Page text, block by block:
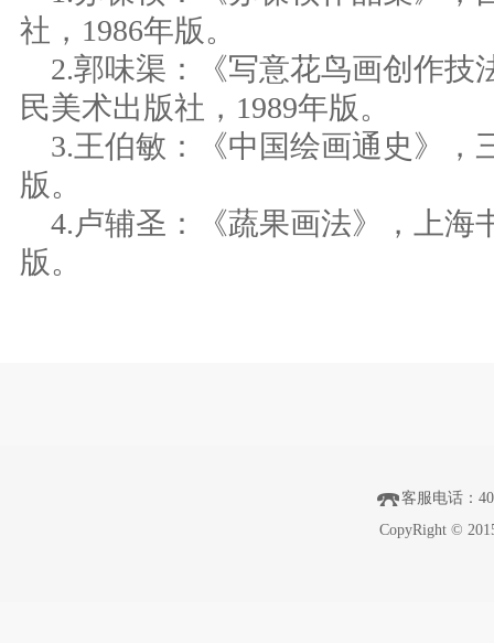
社，1986年版。
2.郭味渠：《写意花鸟画创作技
民美术出版社，1989年版。
3.王伯敏：《中国绘画通史》，
版。
4.卢辅圣：《蔬果画法》，上海
版。
客服电话 ：
CopyRight ©